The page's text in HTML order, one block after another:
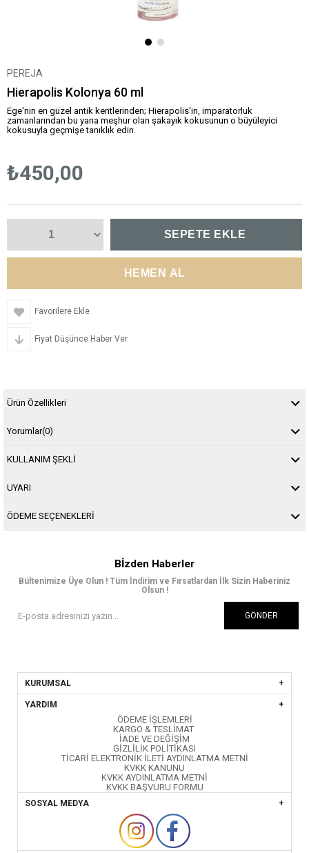
PEREJA
Hierapolis Kolonya 60 ml
Ege'nin en güzel antik kentlerinden; Hierapolis'in, imparatorluk
zamanlarından bu yana meşhur olan şakayık kokusunun o büyüleyici
kokusuyla geçmişe tanıklık edin.
₺450,00
Favorilere Ekle
Fiyat Düşünce Haber Ver
Ürün Özellikleri
Yorumlar(0)
KULLANIM ŞEKLİ
UYARI
ÖDEME SEÇENEKLERİ
Bİzden Haberler
Bültenimize Üye Olun ! Tüm İndirim ve Fırsatlardan İlk Sizin Haberiniz
Olsun !
GÖNDER
KURUMSAL
YARDIM
ÖDEME İŞLEMLERİ
KARGO & TESLİMAT
İADE VE DEĞİŞİM
GİZLİLİK POLİTİKASI
TİCARİ ELEKTRONİK İLETİ AYDINLATMA METNİ
KVKK KANUNU
KVKK AYDINLATMA METNİ
KVKK BAŞVURU FORMU
SOSYAL MEDYA